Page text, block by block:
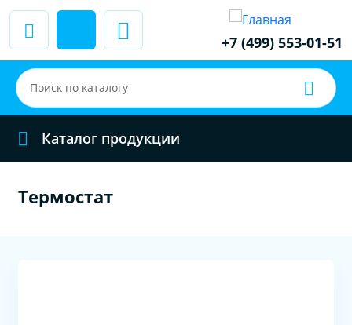
+7 (499) 553-01-51
Каталог продукции
Термостат